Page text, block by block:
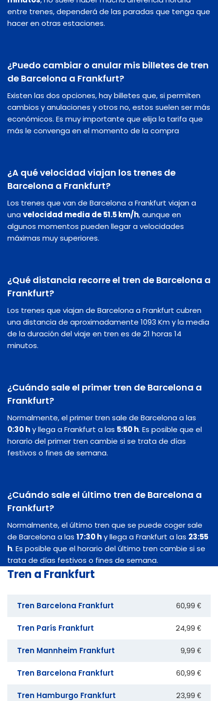
entre trenes, dependerá de las paradas que tenga que
hacer en otras estaciones.
¿Puedo cambiar o anular mis billetes de tren
de Barcelona a Frankfurt?
Existen las dos opciones, hay billetes que, si permiten
cambios y anulaciones y otros no, estos suelen ser más
económicos. Es muy importante que elija la tarifa que
más le convenga en el momento de la compra
¿A qué velocidad viajan los trenes de
Barcelona a Frankfurt?
Los trenes que van de Barcelona a Frankfurt viajan a
unavelocidad media de 51.5 km/h, aunque en
algunos momentos pueden llegar a velocidades
máximas muy superiores.
¿Qué distancia recorre el tren de Barcelona a
Frankfurt?
Los trenes que viajan de Barcelona a Frankfurt cubren
una distancia de aproximadamente 1093 Km y la media
de la duración del viaje en tren es de 21 horas 14
minutos.
¿Cuándo sale el primer tren de Barcelona a
Frankfurt?
Normalmente, el primer tren sale de Barcelona a las
0:30 hy llega a Frankfurt a las 5:50 h. Es posible que el
horario del primer tren cambie si se trata de días
festivos o fines de semana.
¿Cuándo sale el último tren de Barcelona a
Frankfurt?
Normalmente, el último tren que se puede coger sale
de Barcelona a las 17:30 hy llega a Frankfurt a las 23:55
h. Es posible que el horario del último tren cambie si se
trata de días festivos o fines de semana.
Tren a Frankfurt
Tren Barcelona Frankfurt 60,99 €
Tren París Frankfurt 24,99 €
Tren Mannheim Frankfurt 9,99 €
Tren Barcelona Frankfurt 60,99 €
Tren Hamburgo Frankfurt 23,99 €